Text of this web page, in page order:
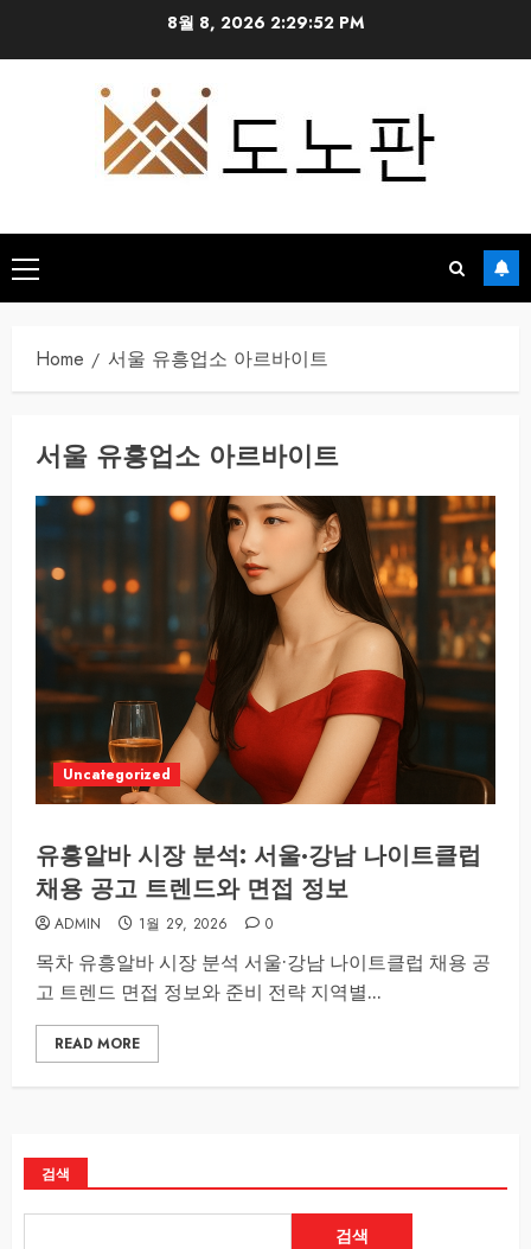
8월 8, 2026 2:29:53 PM
Primary
Menu
Home 서울 유흥업소 아르바이트
서울 유흥업소 아르바이트
Uncategorized
유흥알바 시장 분석: 서울·강남 나이트클럽
채용 공고 트렌드와 면접 정보
ADMIN 1월 29, 2026 0
목차 유흥알바 시장 분석 서울·강남 나이트클럽 채용 공
고 트렌드 면접 정보와 준비 전략 지역별...
READ MORE
검색
검색